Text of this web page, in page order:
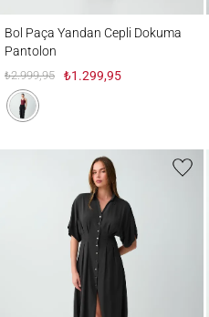
Bol Paça Yandan Cepli Dokuma
Pantolon
₺2.999,95 ₺1.299,95